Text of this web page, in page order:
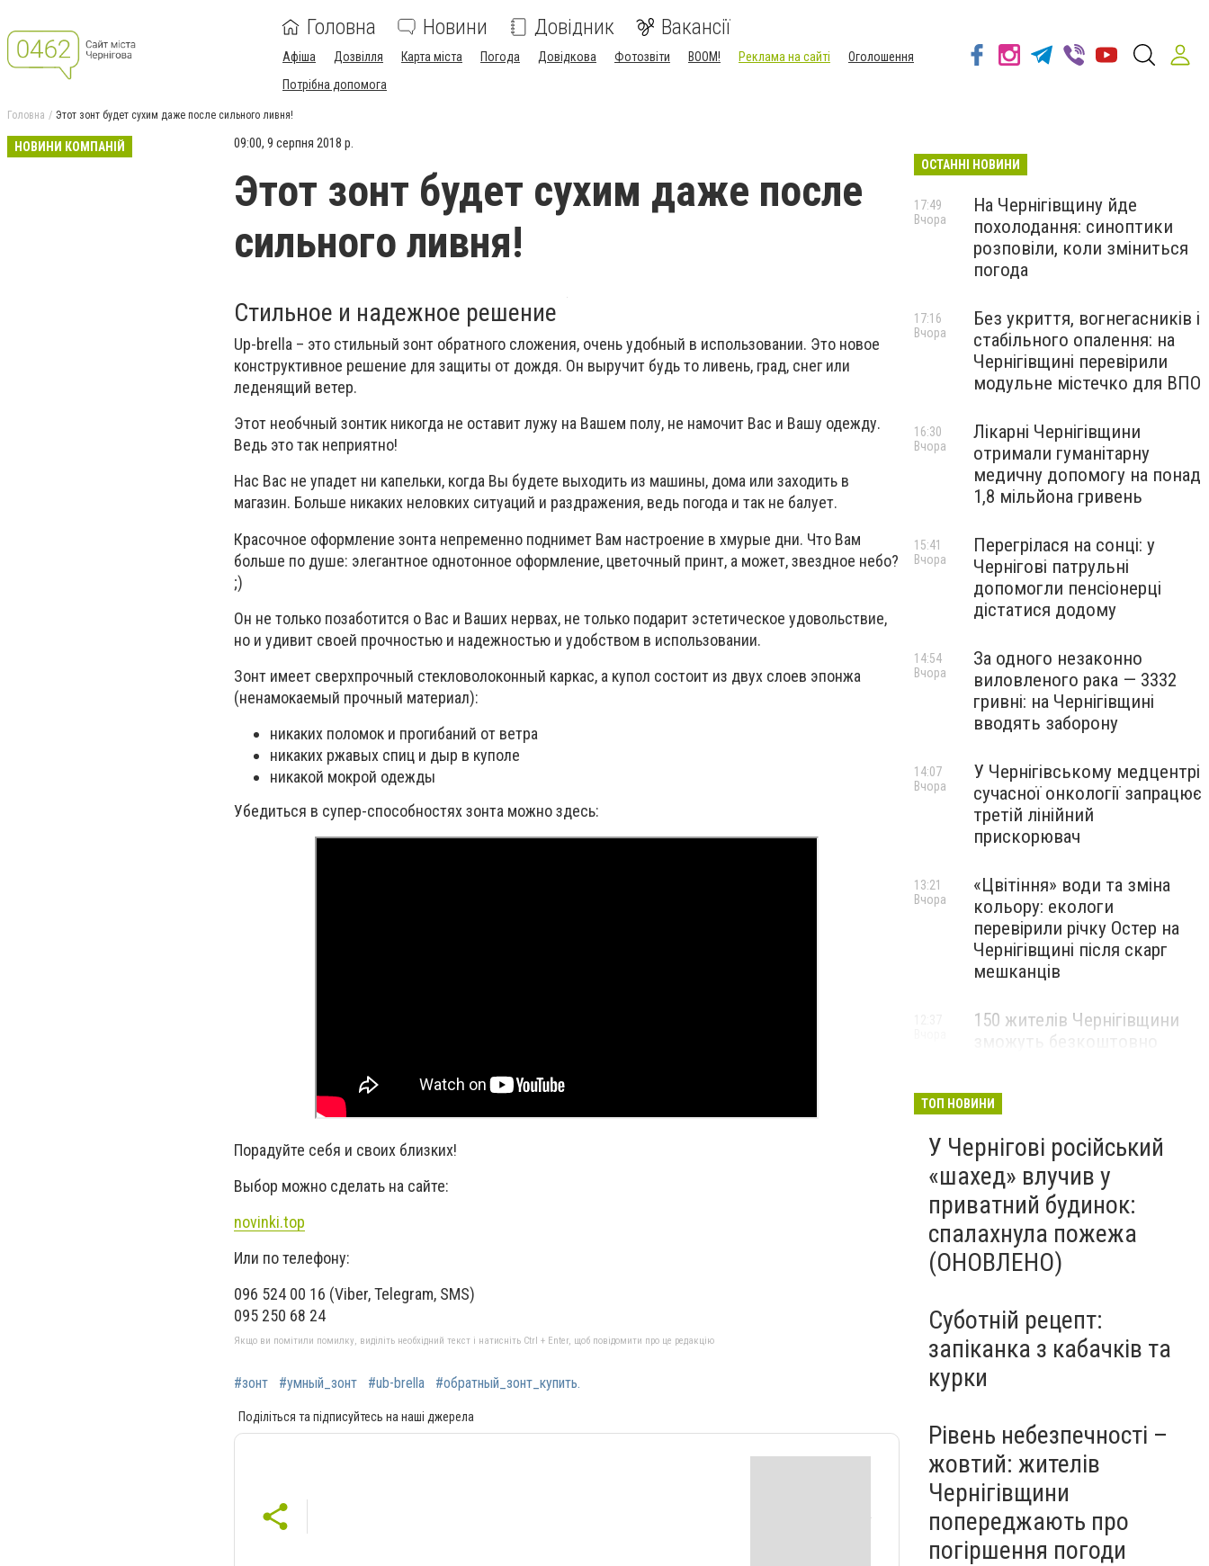
Головна Новини Довідник Вакансії
Афіша Дозвілля Карта міста Погода Довідкова Фотозвіти BOOM! Реклама на сайті
Оголошення
Потрібна допомога
Головна Этот зонт будет сухим даже после сильного ливня!
НОВИНИ КОМПАНІЙ 09:00, 9 серпня 2018 р.
Этот зонт будет сухим даже после
сильного ливня!
Стильное и надежное решение
Up-brella – это стильный зонт обратного сложения, очень удобный в использовании. Это новое
конструктивное решение для защиты от дождя. Он выручит будь то ливень, град, снег или
леденящий ветер.
Этот необчный зонтик никогда не оставит лужу на Вашем полу, не намочит Вас и Вашу одежду.
Ведь это так неприятно!
Нас Вас не упадет ни капельки, когда Вы будете выходить из машины, дома или заходить в
магазин. Больше никаких неловких ситуаций и раздражения, ведь погода и так не балует.
Красочное оформление зонта непременно поднимет Вам настроение в хмурые дни. Что Вам
больше по душе: элегантное однотонное оформление, цветочный принт, а может, звездное небо?
;)
Он не только позаботится о Вас и Ваших нервах, не только подарит эстетическое удовольствие,
но и удивит своей прочностью и надежностью и удобством в использовании.
Зонт имеет сверхпрочный стекловолоконный каркас, а купол состоит из двух слоев эпонжа
(ненамокаемый прочный материал):
никаких поломок и прогибаний от ветра
никаких ржавых спиц и дыр в куполе
никакой мокрой одежды
Убедиться в супер-способностях зонта можно здесь:
Порадуйте себя и своих близких!
Выбор можно сделать на сайте:
novinki.top
Или по телефону:
096 524 00 16 (Viber, Telegram, SMS)
095 250 68 24
Якщо ви помітили помилку, виділіть необхідний текст і натисніть Ctrl + Enter, щоб повідомити про це редакцію
#зонт #умный_зонт #ub-brella #обратный_зонт_купить.
Поділіться та підписуйтесь на наші джерела
ОСТАННІ НОВИНИ
На Чернігівщину йде
похолодання: синоптики
розповіли, коли зміниться
погода
17:49
Вчора
Без укриття, вогнегасників і
стабільного опалення: на
Чернігівщині перевірили
модульне містечко для ВПО
17:16
Вчора
Лікарні Чернігівщини
отримали гуманітарну
медичну допомогу на понад
1,8 мільйона гривень
16:30
Вчора
Перегрілася на сонці: у
Чернігові патрульні
допомогли пенсіонерці
дістатися додому
15:41
Вчора
За одного незаконно
виловленого рака — 3332
гривні: на Чернігівщині
вводять заборону
14:54
Вчора
У Чернігівському медцентрі
сучасної онкології запрацює
третій лінійний
прискорювач
14:07
Вчора
«Цвітіння» води та зміна
кольору: екологи
перевірили річку Остер на
Чернігівщині після скарг
мешканців
13:21
Вчора
150 жителів Чернігівщини
зможуть безкоштовно
ТОП НОВИНИ
У Чернігові російський
«шахед» влучив у
приватний будинок:
спалахнула пожежа
(ОНОВЛЕНО)
Суботній рецепт:
запіканка з кабачків та
курки
Рівень небезпечності –
жовтий: жителів
Чернігівщини
попереджають про
погіршення погоди